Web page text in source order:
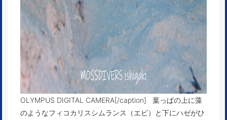
OLYMPUS DIGITAL CAMERA[/caption] 葉っぱの上に藻
のようなフィコカリスシムランス（エビ）と下にハゼがひ